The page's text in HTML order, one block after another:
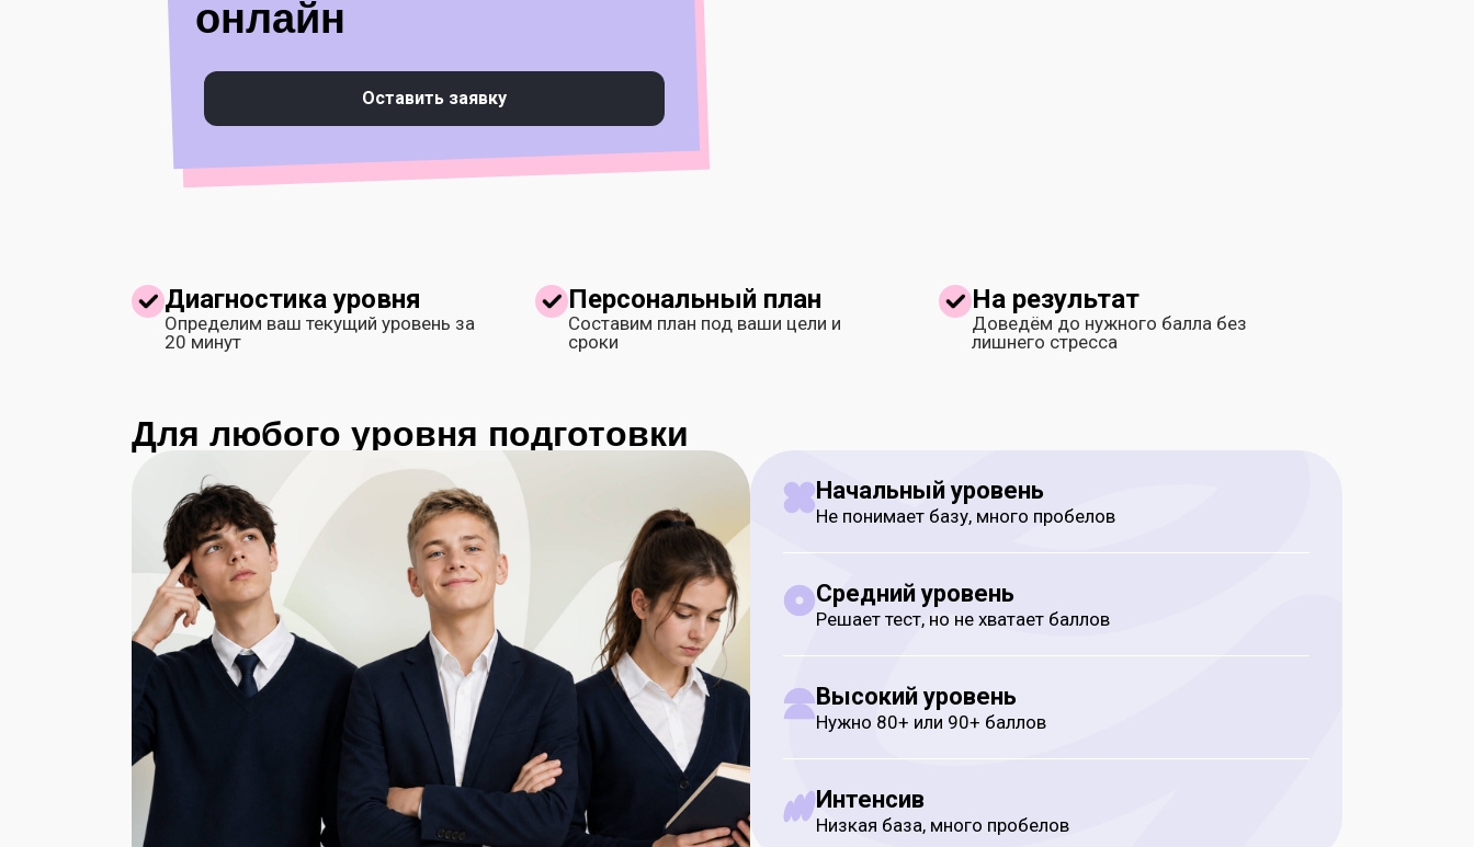
Оставить заявку
онлайн
Диагностика уровня
Определим ваш текущий уровень за
20 минут
Персональный план
Составим план под ваши цели и
сроки
На результат
Доведём до нужного балла без
лишнего стресса
Для любого уровня подготовки
Начальный уровень
Не понимает базу, много пробелов
Средний уровень
Решает тест, но не хватает баллов
Высокий уровень
Нужно 80+ или 90+ баллов
Интенсив
Низкая база, много пробелов